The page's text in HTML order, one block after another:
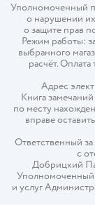
Уполномоченный
о нарушении
о защите прав
Режим работы:
выбранного
расчёт.
Адрес
Книга
по месту
вправе
Ответственный
с
Добрицкий
Уполномоченный
и услуг